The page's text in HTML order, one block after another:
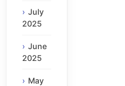
July
2025
June
2025
May